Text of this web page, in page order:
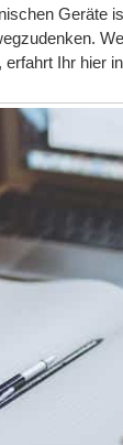
Geräte
erfahrt Ihr hier